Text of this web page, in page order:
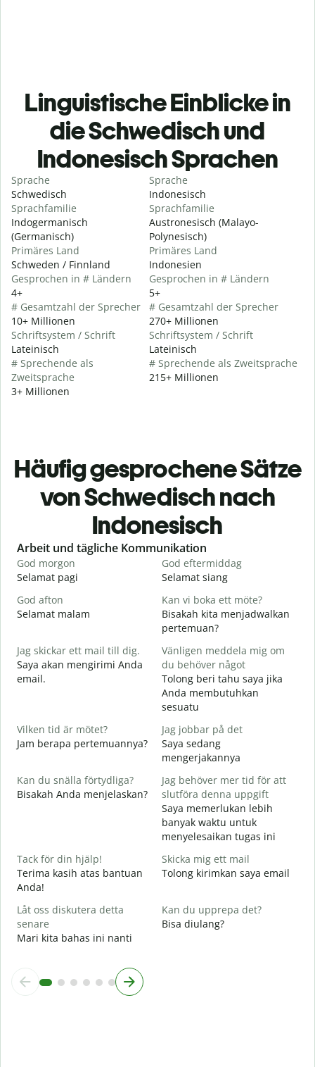
Linguistische Einblicke in
die Schwedisch und
Indonesisch Sprachen
Sprache
Schwedisch
Sprachfamilie
Indogermanisch
(Germanisch)
Primäres Land
Schweden / Finnland
Gesprochen in # Ländern
4+
# Gesamtzahl der Sprecher
10+ Millionen
Schriftsystem / Schrift
Lateinisch
# Sprechende als
Zweitsprache
3+ Millionen
Sprache
Indonesisch
Sprachfamilie
Austronesisch (Malayo-
Polynesisch)
Primäres Land
Indonesien
Gesprochen in # Ländern
5+
# Gesamtzahl der Sprecher
270+ Millionen
Schriftsystem / Schrift
Lateinisch
# Sprechende als Zweitsprache
215+ Millionen
Häufig gesprochene Sätze
von Schwedisch nach
Indonesisch
Slide 1 of 6
Arbeit und tägliche Kommunikation
God morgon
Selamat pagi
God eftermiddag
Selamat siang
God afton
Selamat malam
Kan vi boka ett möte?
Bisakah kita menjadwalkan
pertemuan?
Jag skickar ett mail till dig.
Saya akan mengirimi Anda
email.
Vänligen meddela mig om
du behöver något
Tolong beri tahu saya jika
Anda membutuhkan
sesuatu
Vilken tid är mötet?
Jam berapa pertemuannya?
Jag jobbar på det
Saya sedang
mengerjakannya
Kan du snälla förtydliga?
Bisakah Anda menjelaskan?
Jag behöver mer tid för att
slutföra denna uppgift
Saya memerlukan lebih
banyak waktu untuk
menyelesaikan tugas ini
Tack för din hjälp!
Terima kasih atas bantuan
Anda!
Skicka mig ett mail
Tolong kirimkan saya email
Låt oss diskutera detta
senare
Mari kita bahas ini nanti
Kan du upprepa det?
Bisa diulang?